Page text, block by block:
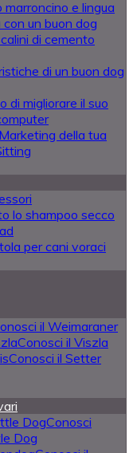
di un buon dog
della tua
lo shampoo secco
per cani voraci
il Weimaraner
Conosci il Viszla
Conosci il Setter
Conosci
Dog